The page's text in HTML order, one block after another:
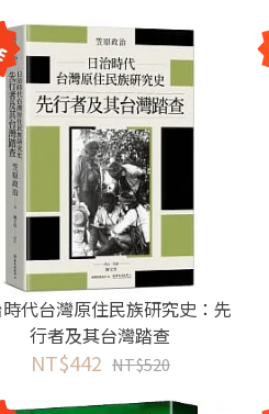
代台灣原住民族研究史：先
行者及其台灣踏查
NT$442 NT$520